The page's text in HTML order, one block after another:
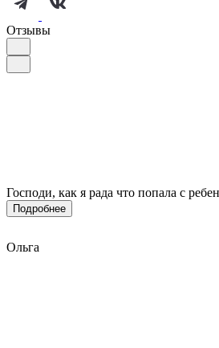
Отзывы
Господи, как я рада что попала с
Подробнее
Ольга